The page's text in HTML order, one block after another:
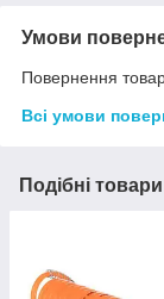
Умови
Повернення
Всі умови
Подібні